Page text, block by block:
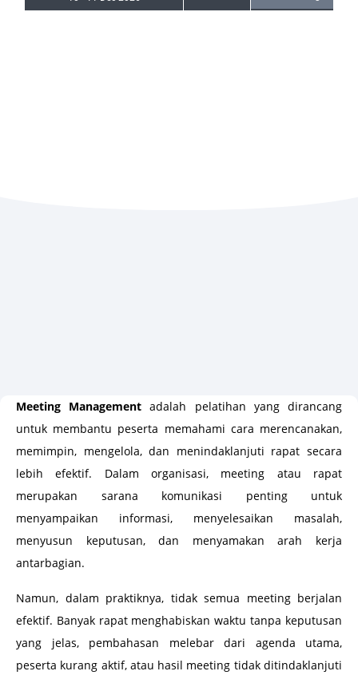
Meeting Management adalah pelatihan yang dirancang
untuk membantu peserta memahami cara merencanakan,
memimpin, mengelola, dan menindaklanjuti rapat secara
lebih efektif. Dalam organisasi, meeting atau rapat
merupakan sarana komunikasi penting untuk
menyampaikan informasi, menyelesaikan masalah,
menyusun keputusan, dan menyamakan arah kerja
antarbagian.
Namun, dalam praktiknya, tidak semua meeting berjalan
efektif. Banyak rapat menghabiskan waktu tanpa keputusan
yang jelas, pembahasan melebar dari agenda utama,
peserta kurang aktif, atau hasil meeting tidak ditindaklanjuti